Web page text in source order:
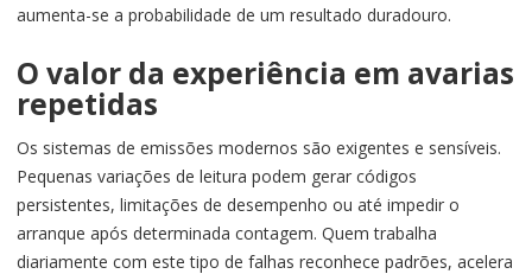
aumenta-se a probabilidade de um resultado duradouro.
O valor da experiência em avarias
repetidas
Os sistemas de emissões modernos são exigentes e sensíveis.
Pequenas variações de leitura podem gerar códigos
persistentes, limitações de desempenho ou até impedir o
arranque após determinada contagem. Quem trabalha
diariamente com este tipo de falhas reconhece padrões, acelera